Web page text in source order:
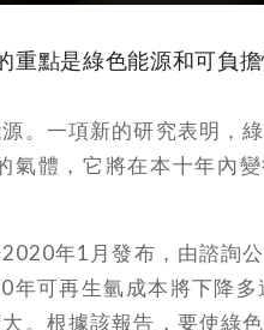
點是綠色能源和可負擔
。一項新的研究表明，
氣體，它將在本十年內
年1月發布，由諮詢
可再生氫成本將下降
。根據該報告，要使綠